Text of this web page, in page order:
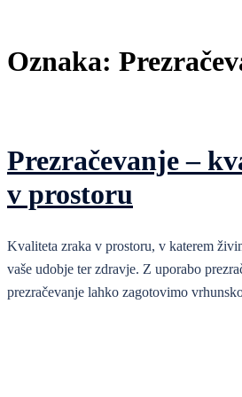
Oznaka:
Prezračevanje –
v prostoru
Kvaliteta zraka v prostoru, v katerem
vaše udobje ter zdravje. Z uporabo
prezračevanje lahko zagotovimo